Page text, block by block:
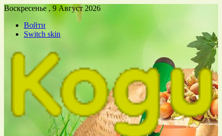
Воскресенье , 9 Август 2026
Войти
Switch skin